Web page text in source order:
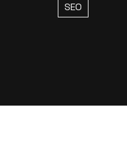
SEO